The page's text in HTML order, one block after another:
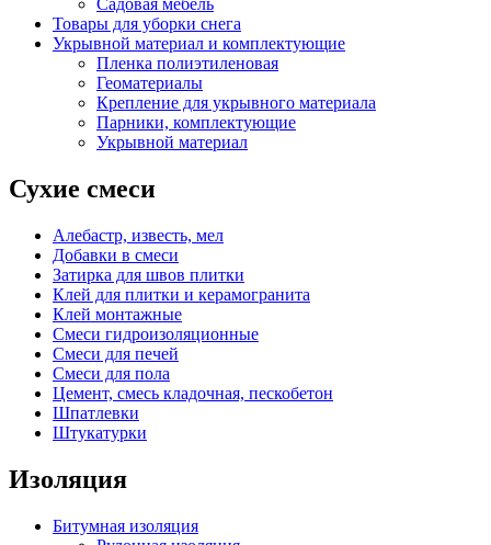
Садовая мебель
Товары для уборки снега
Укрывной материал и комплектующие
Пленка полиэтиленовая
Геоматериалы
Крепление для укрывного материала
Парники, комплектующие
Укрывной материал
Сухие смеси
Алебастр, известь, мел
Добавки в смеси
Затирка для швов плитки
Клей для плитки и керамогранита
Клей монтажные
Смеси гидроизоляционные
Смеси для печей
Смеси для пола
Цемент, смесь кладочная, пескобетон
Шпатлевки
Штукатурки
Изоляция
Битумная изоляция